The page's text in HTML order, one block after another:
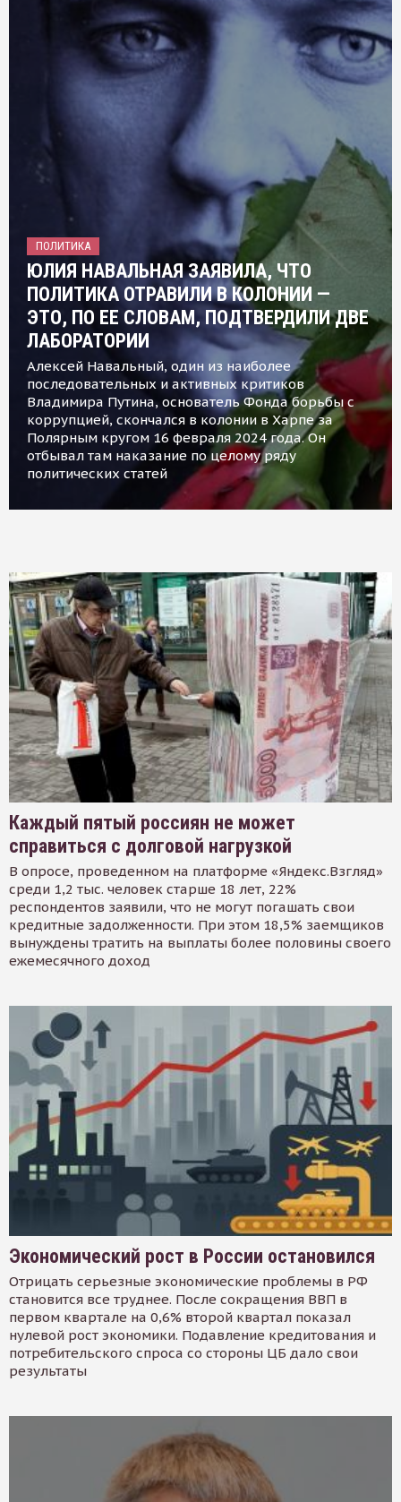
ПОЛИТИКА
ЮЛИЯ НАВАЛЬНАЯ ЗАЯВИЛА, ЧТО
ПОЛИТИКА ОТРАВИЛИ В КОЛОНИИ —
ЭТО, ПО ЕЕ СЛОВАМ, ПОДТВЕРДИЛИ ДВЕ
ЛАБОРАТОРИИ
Алексей Навальный, один из наиболее
последовательных и активных критиков
Владимира Путина, основатель Фонда борьбы с
коррупцией, скончался в колонии в Харпе за
Полярным кругом 16 февраля 2024 года. Он
отбывал там наказание по целому ряду
политических статей
Каждый пятый россиян не может
справиться с долговой нагрузкой
В опросе, проведенном на платформе «Яндекс.Взгляд»
среди 1,2 тыс. человек старше 18 лет, 22%
респондентов заявили, что не могут погашать свои
кредитные задолженности. При этом 18,5% заемщиков
вынуждены тратить на выплаты более половины своего
ежемесячного доход
Экономический рост в России остановился
Отрицать серьезные экономические проблемы в РФ
становится все труднее. После сокращения ВВП в
первом квартале на 0,6% второй квартал показал
нулевой рост экономики. Подавление кредитования и
потребительского спроса со стороны ЦБ дало свои
результаты